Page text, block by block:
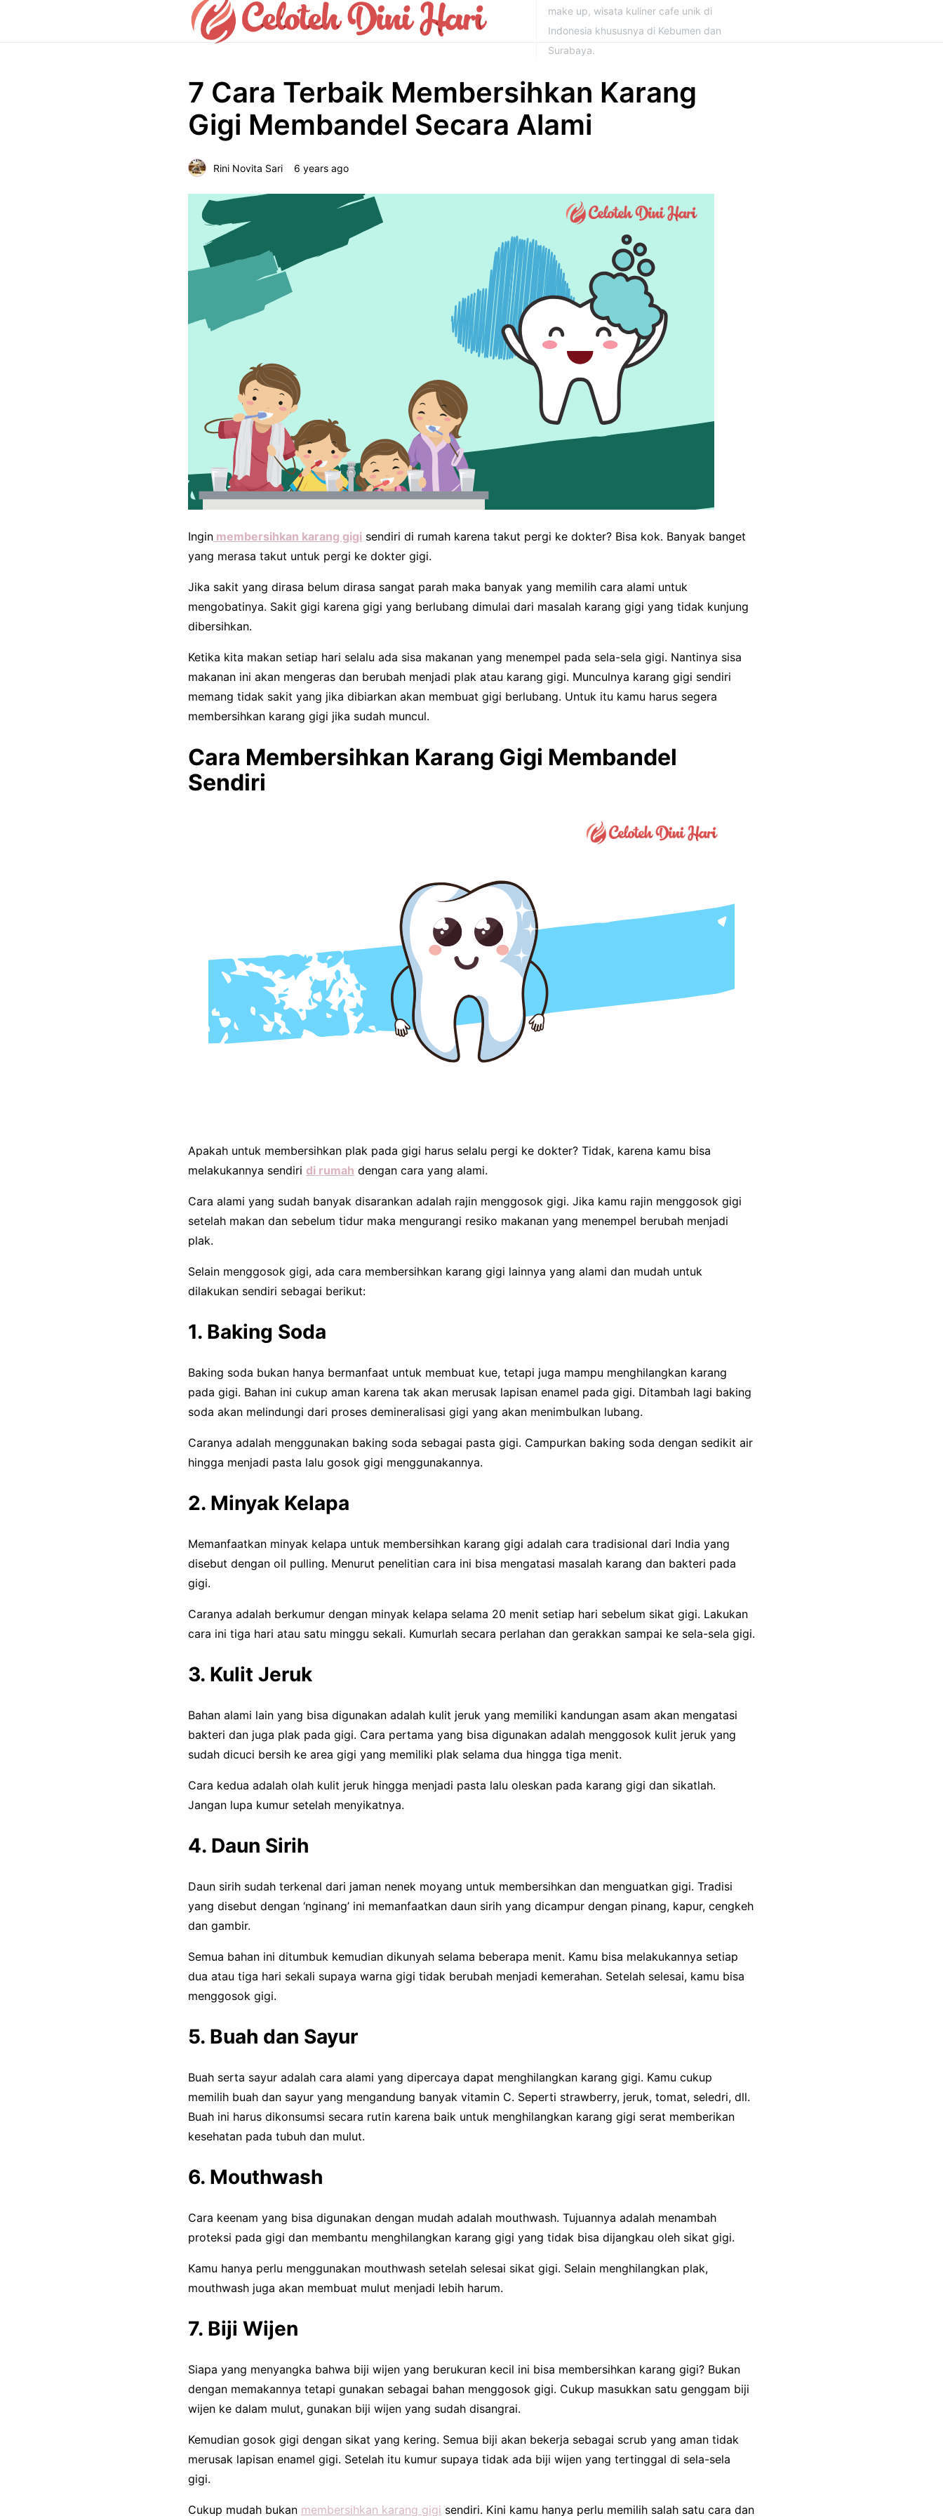
make up, wisata kuliner cafe unik di
Indonesia khususnya di Kebumen dan
Surabaya.
7 Cara Terbaik Membersihkan Karang
Gigi Membandel Secara Alami
Rini Novita Sari 6 years ago
Ingin membersihkan karang gigi sendiri di rumah karena takut pergi ke dokter? Bisa kok. Banyak banget
yang merasa takut untuk pergi ke dokter gigi.
Jika sakit yang dirasa belum dirasa sangat parah maka banyak yang memilih cara alami untuk
mengobatinya. Sakit gigi karena gigi yang berlubang dimulai dari masalah karang gigi yang tidak kunjung
dibersihkan.
Ketika kita makan setiap hari selalu ada sisa makanan yang menempel pada sela-sela gigi. Nantinya sisa
makanan ini akan mengeras dan berubah menjadi plak atau karang gigi. Munculnya karang gigi sendiri
memang tidak sakit yang jika dibiarkan akan membuat gigi berlubang. Untuk itu kamu harus segera
membersihkan karang gigi jika sudah muncul.
Cara Membersihkan Karang Gigi Membandel
Sendiri
Apakah untuk membersihkan plak pada gigi harus selalu pergi ke dokter? Tidak, karena kamu bisa
melakukannya sendiri di rumah dengan cara yang alami.
Cara alami yang sudah banyak disarankan adalah rajin menggosok gigi. Jika kamu rajin menggosok gigi
setelah makan dan sebelum tidur maka mengurangi resiko makanan yang menempel berubah menjadi
plak.
Selain menggosok gigi, ada cara membersihkan karang gigi lainnya yang alami dan mudah untuk
dilakukan sendiri sebagai berikut:
1. Baking Soda
Baking soda bukan hanya bermanfaat untuk membuat kue, tetapi juga mampu menghilangkan karang
pada gigi. Bahan ini cukup aman karena tak akan merusak lapisan enamel pada gigi. Ditambah lagi baking
soda akan melindungi dari proses demineralisasi gigi yang akan menimbulkan lubang.
Caranya adalah menggunakan baking soda sebagai pasta gigi. Campurkan baking soda dengan sedikit air
hingga menjadi pasta lalu gosok gigi menggunakannya.
2. Minyak Kelapa
Memanfaatkan minyak kelapa untuk membersihkan karang gigi adalah cara tradisional dari India yang
disebut dengan oil pulling. Menurut penelitian cara ini bisa mengatasi masalah karang dan bakteri pada
gigi.
Caranya adalah berkumur dengan minyak kelapa selama 20 menit setiap hari sebelum sikat gigi. Lakukan
cara ini tiga hari atau satu minggu sekali. Kumurlah secara perlahan dan gerakkan sampai ke sela-sela gigi.
3. Kulit Jeruk
Bahan alami lain yang bisa digunakan adalah kulit jeruk yang memiliki kandungan asam akan mengatasi
bakteri dan juga plak pada gigi. Cara pertama yang bisa digunakan adalah menggosok kulit jeruk yang
sudah dicuci bersih ke area gigi yang memiliki plak selama dua hingga tiga menit.
Cara kedua adalah olah kulit jeruk hingga menjadi pasta lalu oleskan pada karang gigi dan sikatlah.
Jangan lupa kumur setelah menyikatnya.
4. Daun Sirih
Daun sirih sudah terkenal dari jaman nenek moyang untuk membersihkan dan menguatkan gigi. Tradisi
yang disebut dengan ‘nginang’ ini memanfaatkan daun sirih yang dicampur dengan pinang, kapur, cengkeh
dan gambir.
Semua bahan ini ditumbuk kemudian dikunyah selama beberapa menit. Kamu bisa melakukannya setiap
dua atau tiga hari sekali supaya warna gigi tidak berubah menjadi kemerahan. Setelah selesai, kamu bisa
menggosok gigi.
5. Buah dan Sayur
Buah serta sayur adalah cara alami yang dipercaya dapat menghilangkan karang gigi. Kamu cukup
memilih buah dan sayur yang mengandung banyak vitamin C. Seperti strawberry, jeruk, tomat, seledri, dll.
Buah ini harus dikonsumsi secara rutin karena baik untuk menghilangkan karang gigi serat memberikan
kesehatan pada tubuh dan mulut.
6. Mouthwash
Cara keenam yang bisa digunakan dengan mudah adalah mouthwash. Tujuannya adalah menambah
proteksi pada gigi dan membantu menghilangkan karang gigi yang tidak bisa dijangkau oleh sikat gigi.
Kamu hanya perlu menggunakan mouthwash setelah selesai sikat gigi. Selain menghilangkan plak,
mouthwash juga akan membuat mulut menjadi lebih harum.
7. Biji Wijen
Siapa yang menyangka bahwa biji wijen yang berukuran kecil ini bisa membersihkan karang gigi? Bukan
dengan memakannya tetapi gunakan sebagai bahan menggosok gigi. Cukup masukkan satu genggam biji
wijen ke dalam mulut, gunakan biji wijen yang sudah disangrai.
Kemudian gosok gigi dengan sikat yang kering. Semua biji akan bekerja sebagai scrub yang aman tidak
merusak lapisan enamel gigi. Setelah itu kumur supaya tidak ada biji wijen yang tertinggal di sela-sela
gigi.
Cukup mudah bukan membersihkan karang gigi sendiri. Kini kamu hanya perlu memilih salah satu cara dan